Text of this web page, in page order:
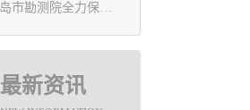
青岛市勘测院全力保障自然灾害普查区县级质检汇交工作
最新资讯